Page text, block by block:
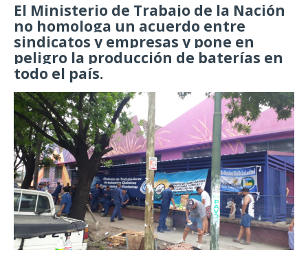
El Ministerio de Trabajo de la Nación
no homologa un acuerdo entre
sindicatos y empresas y pone en
peligro la producción de baterías en
todo el país.